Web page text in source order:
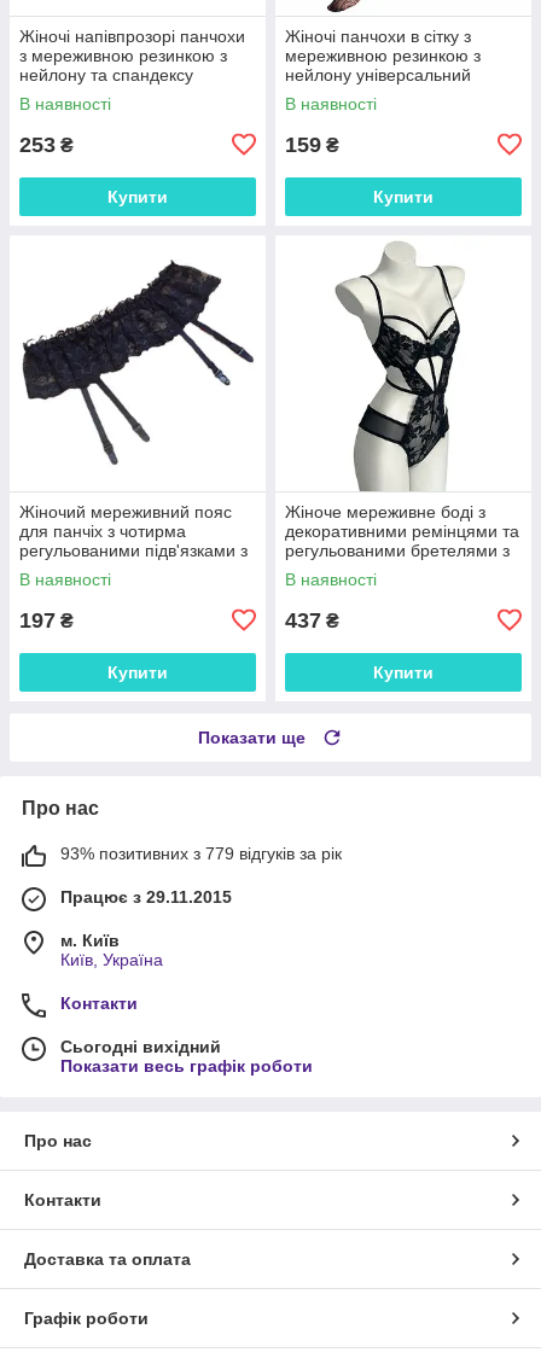
Жіночі напівпрозорі панчохи
з мереживною резинкою з
нейлону та спандексу
універсальний розмір чорні
25028
В наявності
253 ₴
Купити
Жіночі панчохи в сітку з
мереживною резинкою з
нейлону універсальний
розмір чорні 25027
В наявності
159 ₴
Купити
Жіночий мереживний пояс
для панчіх з чотирма
регульованими підв'язками з
нейлону універсальний
розмір чорний 25026
В наявності
197 ₴
Купити
Жіноче мереживне боді з
декоративними ремінцями та
регульованими бретелями з
нейлону чорне XS-L 25025
В наявності
437 ₴
Купити
Показати ще
Про нас
93% позитивних з 779 відгуків за рік
Працює з 29.11.2015
м. Київ
Київ, Україна
Контакти
Сьогодні вихідний
Показати весь графік роботи
Про нас
Контакти
Доставка та оплата
Графік роботи